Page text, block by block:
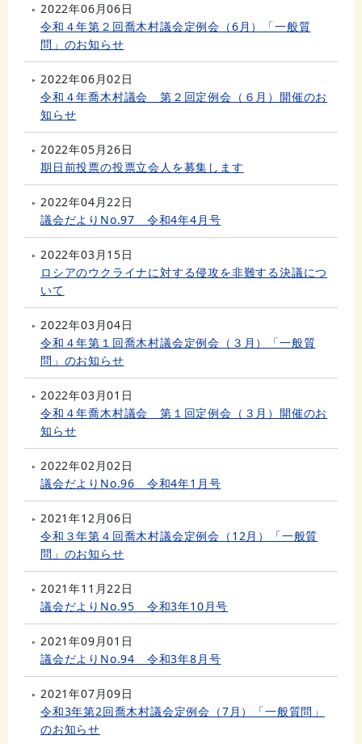
2022年06月06日
令和４年第２回喬木村議会定例会（6月）「一般質
問」のお知らせ
2022年06月02日
令和４年喬木村議会 第２回定例会（６月）開催のお
知らせ
2022年05月26日
期日前投票の投票立会人を募集します
2022年04月22日
議会だよりNo.97 令和4年4月号
2022年03月15日
ロシアのウクライナに対する侵攻を非難する決議につ
いて
2022年03月04日
令和４年第１回喬木村議会定例会（３月）「一般質
問」のお知らせ
2022年03月01日
令和４年喬木村議会 第１回定例会（３月）開催のお
知らせ
2022年02月02日
議会だよりNo.96 令和4年1月号
2021年12月06日
令和３年第４回喬木村議会定例会（12月）「一般質
問」のお知らせ
2021年11月22日
議会だよりNo.95 令和3年10月号
2021年09月01日
議会だよりNo.94 令和3年8月号
2021年07月09日
令和3年第2回喬木村議会定例会（7月）「一般質問」
のお知らせ